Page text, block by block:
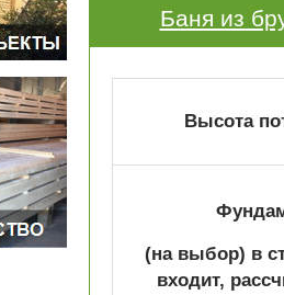
Баня из
Высота
(на выбор) в
входит,